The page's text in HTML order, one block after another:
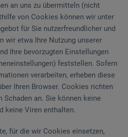
an uns zu übermitteln (nicht
von Cookies können wir unter
für Sie nutzerfreundlicher und
wir etwa Ihre Nutzung unserer
Ihre bevorzugten Einstellungen
feststellen. Sofern
verarbeiten, erheben diese
Ihren Browser. Cookies richten
Schaden an. Sie können keine
keine Viren enthalten.
für die wir Cookies einsetzen,